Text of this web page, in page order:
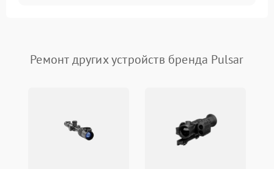
Сбои коммуникаций и интерфейсов
Проблемы с объективом
Ремонт других устройств бренда Pulsar